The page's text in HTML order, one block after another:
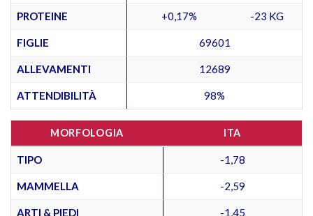
PROTEINE +0,17% -23 KG
FIGLIE 69601
ALLEVAMENTI 12689
ATTENDIBILITÀ 98%
MORFOLOGIA ITA
TIPO -1,78
MAMMELLA -2,59
ARTI & PIEDI -1,45